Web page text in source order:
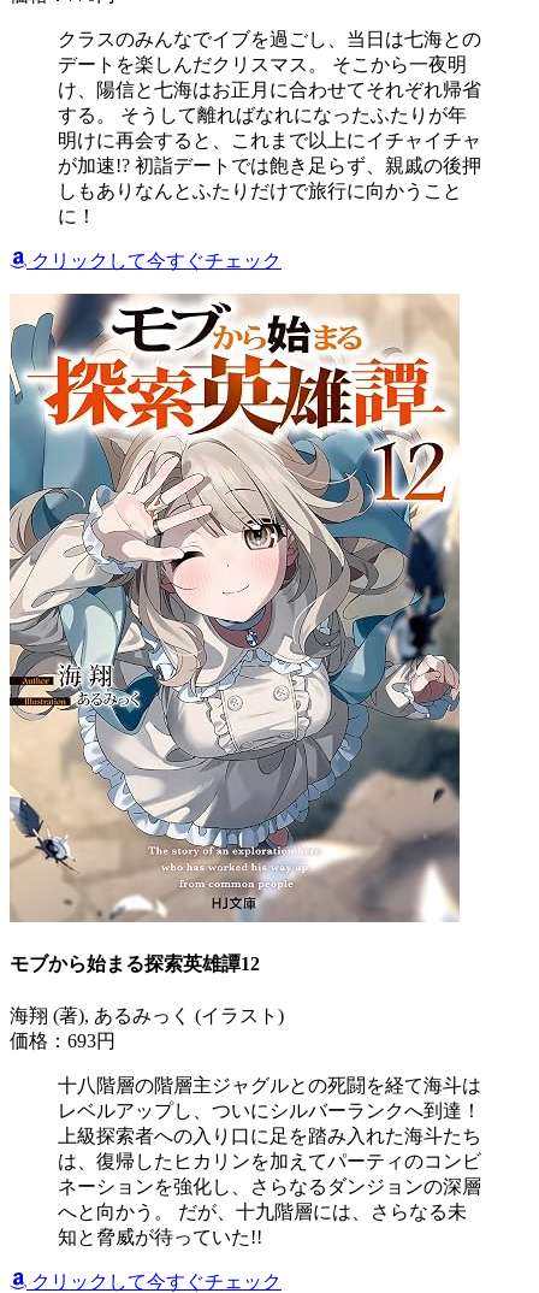
クラスのみんなでイブを過ごし、当日は七海との
デートを楽しんだクリスマス。 そこから一夜明
け、陽信と七海はお正月に合わせてそれぞれ帰省
する。 そうして離ればなれになったふたりが年
明けに再会すると、これまで以上にイチャイチャ
が加速!? 初詣デートでは飽き足らず、親戚の後押
しもありなんとふたりだけで旅行に向かうこと
に！
クリックして今すぐチェック
モブから始まる探索英雄譚12
海翔 (著), あるみっく (イラスト)
価格：693円
十八階層の階層主ジャグルとの死闘を経て海斗は
レベルアップし、ついにシルバーランクへ到達！
上級探索者への入り口に足を踏み入れた海斗たち
は、復帰したヒカリンを加えてパーティのコンビ
ネーションを強化し、さらなるダンジョンの深層
へと向かう。 だが、十九階層には、さらなる未
知と脅威が待っていた!!
クリックして今すぐチェック